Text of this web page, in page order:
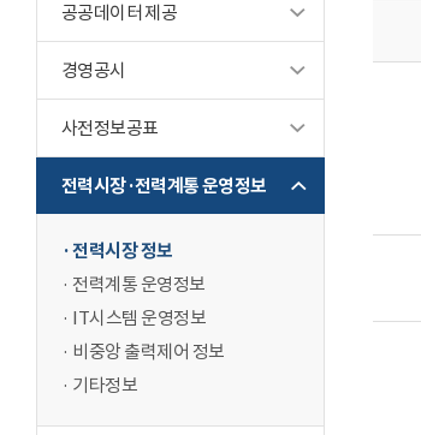
공공데이터 제공
경영공시
사전정보공표
전력시장·전력계통 운영정보
전력시장 정보
전력계통 운영정보
IT시스템 운영정보
비중앙 출력제어 정보
기타정보